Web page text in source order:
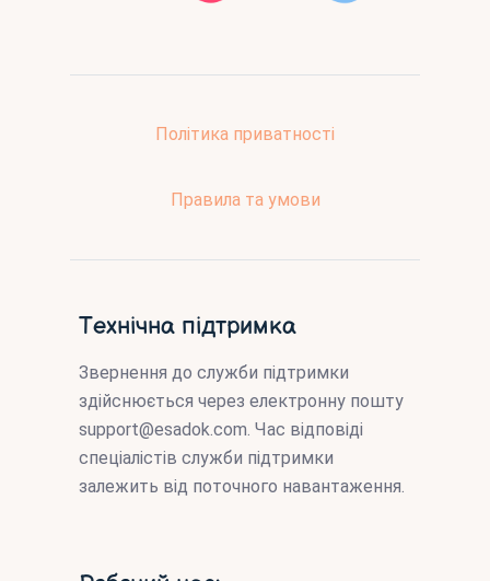
Політика приватності
Правила та умови
Технічна підтримка
Звернення до служби підтримки
здійснюється через електронну пошту
support@esadok.com . Час відповіді
спеціалістів служби підтримки
залежить від поточного навантаження.